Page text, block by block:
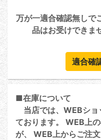
万が一適合確認無しで
品はお受けできま
適合確
■在庫について
当店では、WEBショ
ております。 WEB上
が、 WEB上からご注